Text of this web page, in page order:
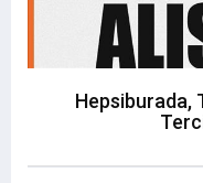
Hepsiburada,